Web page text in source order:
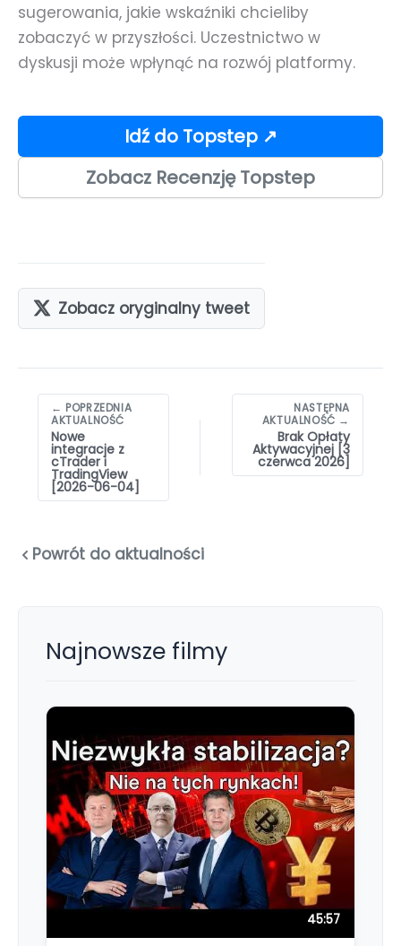
sugerowania, jakie wskaźniki chcieliby
zobaczyć w przyszłości. Uczestnictwo w
dyskusji może wpłynąć na rozwój platformy.
Idź do Topstep ↗
Zobacz Recenzję Topstep
Zobacz oryginalny tweet
Nawigacja
wpisów
← POPRZEDNIA
AKTUALNOŚĆ
Nowe
integracje z
cTrader i
TradingView
[2026-06-04]
NASTĘPNA
AKTUALNOŚĆ →
Brak Opłaty
Aktywacyjnej [3
czerwca 2026]
Powrót do aktualności
Najnowsze filmy
45:57